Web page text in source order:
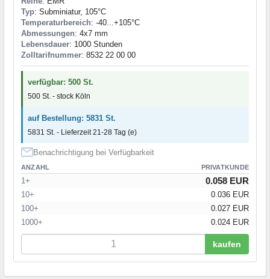
Typ: Subminiatur, 105°C
Temperaturbereich: -40...+105°C
Abmessungen: 4x7 mm
Lebensdauer: 1000 Stunden
Zolltarifnummer: 8532 22 00 00
verfügbar: 500 St.
500 St. - stock Köln
auf Bestellung: 5831 St.
5831 St. - Lieferzeit 21-28 Tag (e)
Benachrichtigung bei Verfügbarkeit
ANZAHL PRIVATKUNDE
1+ 0.058 EUR
10+
0.036 EUR
100+
0.027 EUR
1000+
0.024 EUR
kaufen